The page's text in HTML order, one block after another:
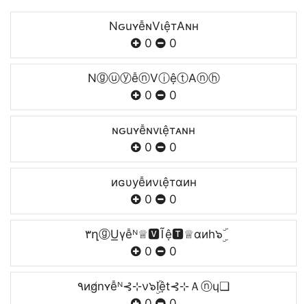
NԍuʏễɴVιệтAɴн
0
0
NⓖⓤⓨễⓝVⓘệⓣAⓝⓗ
0
0
ɴԍuʏễɴvιệтᴀɴн
0
0
иɢυуễиνιệтαин
0
0
۳ղⓖU͟γễᴺ♕🆅Ĩệ🆃♕ɑиh๖ۣۜ
0
0
۹иg̸nʏễᴺ⊰⊹ν๖ۣۜIệt⊰⊹Ａⓝɥ❏